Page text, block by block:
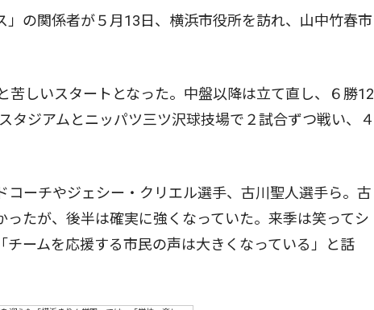
の関係者が５月13日、横浜市役所を訪れ、山中竹春市
しいスタートとなった。中盤以降は立て直し、６勝12
タジアムとニッパツ三ツ沢球技場で２試合ずつ戦い、４
ーチやジェシー・クリエル選手、古川聖人選手ら。古
たが、後半は確実に強くなっていた。来季は笑ってシ
ームを応援する市民の声は大きくなっている」と話